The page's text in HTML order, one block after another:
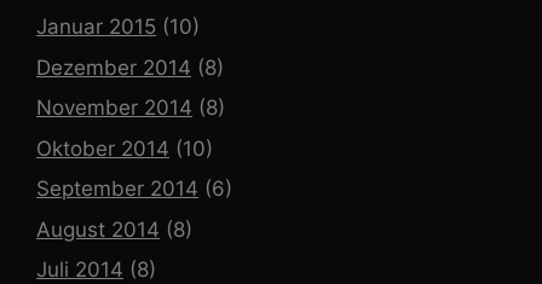
Januar 2015 (10)
Dezember 2014 (8)
November 2014 (8)
Oktober 2014 (10)
September 2014 (6)
August 2014 (8)
Juli 2014 (8)